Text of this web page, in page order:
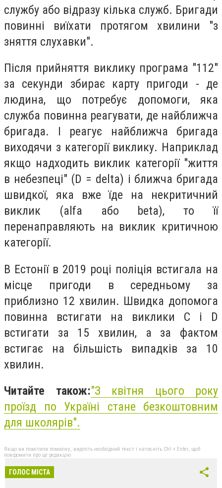
службу або відразу кілька служб. Бригади
повинні виїхати протягом хвилини "з
зняття слухавки".
Після прийняття виклику програма "112"
за секунди збирає карту пригоди - де
людина, що потребує допомоги, яка
служба повинна реагувати, де найближча
бригада. І реагує найближча бригада
виходячи з категорії виклику. Наприклад
якщо надходить виклик категорії "життя
в небезпеці" (D = delta) і ближча бригада
швидкої, яка вже їде на некритичний
виклик (alfa або beta), то її
перенаправляють на виклик критичною
категорії.
В Естонії в 2019 році поліція встигала на
місце пригоди в середньому за
приблизно 12 хвилин. Швидка допомога
повинна встигати на виклики C і D
встигати за 15 хвилин, а за фактом
встигає на більшість випадків за 10
хвилин.
Читайте також:"З квітня цього року
проїзд по Україні стане безкоштовним
для школярів".
Якщо ви помітили помилку, виділіть необхідний текст і натисніть Ctrl + Enter, щоб
повідомити про це редакцію
ГОЛОС МІСТА